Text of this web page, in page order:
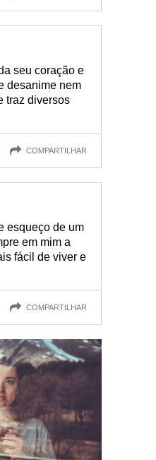
seu coração e
desanime nem
traz diversos
COMPARTILHAR
esqueço de um
em mim a
fácil de viver e
COMPARTILHAR